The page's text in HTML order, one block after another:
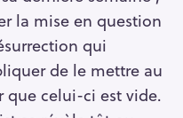
la mise en question
qui
de le mettre au
que celui-ci est vide.